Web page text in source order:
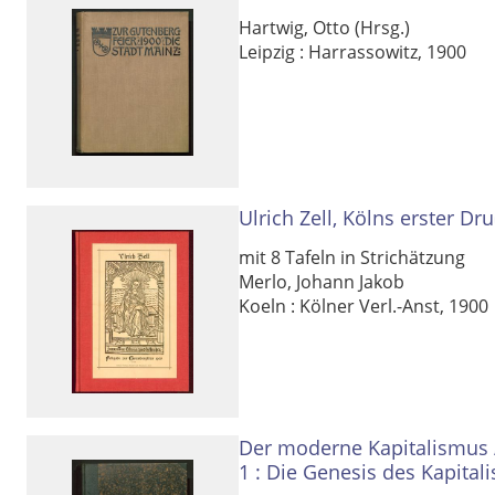
Hartwig, Otto (Hrsg.)
Leipzig : Harrassowitz, 1900
Ulrich Zell, Kölns erster
mit 8 Tafeln in Strichätzung
Merlo, Johann Jakob
Koeln : Kölner Verl.-Anst, 1900
Der moderne Kapitalismus
1 : Die Genesis des